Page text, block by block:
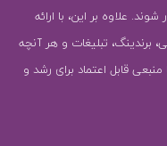
علاوه بر این، با ارائه
برندینگ، تبلیغات و هر آنچه
قابل اعتماد برای رشد و